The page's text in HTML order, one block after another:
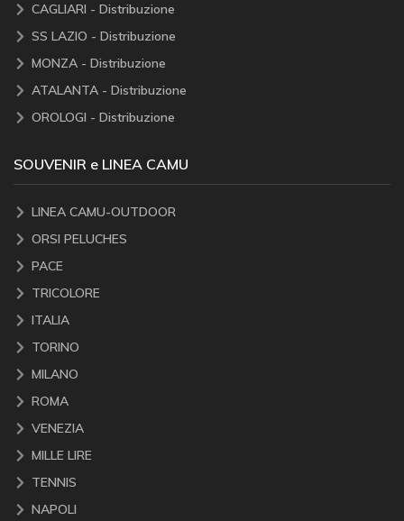
CAGLIARI - Distribuzione
SS LAZIO - Distribuzione
MONZA - Distribuzione
ATALANTA - Distribuzione
OROLOGI - Distribuzione
SOUVENIR e LINEA CAMU
LINEA CAMU-OUTDOOR
ORSI PELUCHES
PACE
TRICOLORE
ITALIA
TORINO
MILANO
ROMA
VENEZIA
MILLE LIRE
TENNIS
NAPOLI